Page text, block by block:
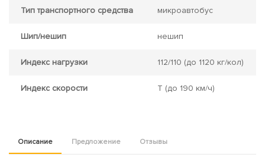
Тип транспортного средства микроавтобус
Шип/нешип нешип
Индекс нагрузки 112/110 (до 1120 кг/кол)
Индекс скорости T (до 190 км/ч)
Описание Предложение Отзывы